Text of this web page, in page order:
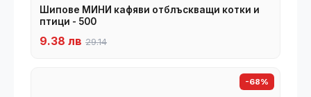
Шипове МИНИ кафяви отблъскващи котки и
птици - 500
9.38 лв 29.14
-68%